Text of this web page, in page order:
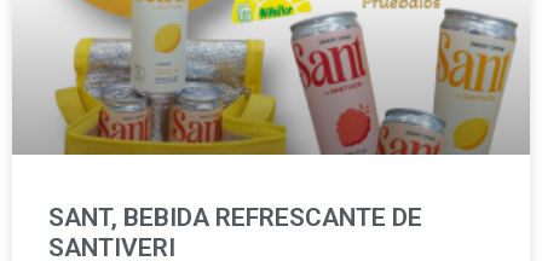
SANT, BEBIDA REFRESCANTE DE
SANTIVERI